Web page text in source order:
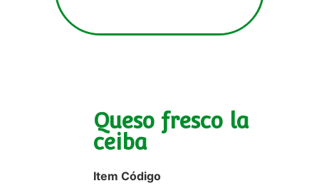
Queso fresco la
ceiba
Item Código